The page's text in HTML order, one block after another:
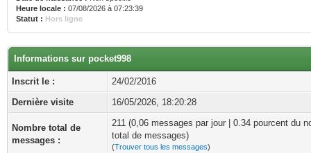
Heure locale : 07/08/2026 à 07:23:39
Statut : Hors ligne
Informations sur pocket998
Inscrit le :
24/02/2016
Dernière visite
16/05/2026, 18:20:28
Nombre total de
messages :
211 (0,06 messages par jour | 0.34 pourcent du
total de messages)
(Trouver tous les messages)